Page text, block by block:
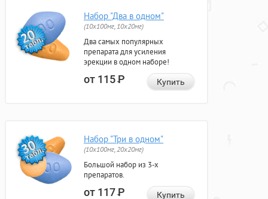
Набор "Два в одном"
(10x100мг, 10x20мг)
Два самых популярных
препарата для усиления
эрекции в одном наборе!
от 115Р Купить
Набор "Три в одном"
(10x100мг, 20x20мг)
Большой набор из 3-х
препаратов.
от 117Р Купить